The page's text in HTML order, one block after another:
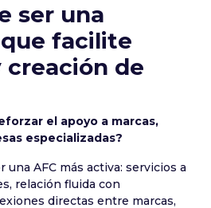
ser una
facilite
creación de
el apoyo a marcas,
especializadas?
AFC más activa: servicios a
relación fluida con
directas entre marcas,